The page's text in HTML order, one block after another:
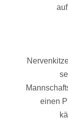
einen